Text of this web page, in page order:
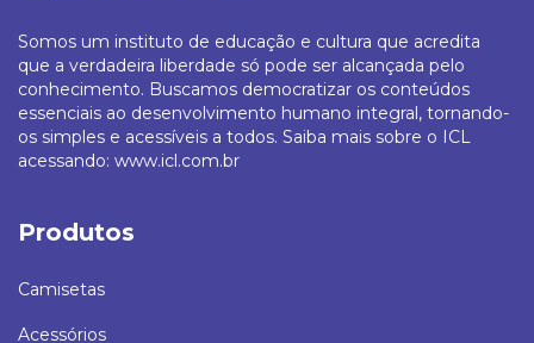
Somos um instituto de educação e cultura que acredita
que a verdadeira liberdade só pode ser alcançada pelo
conhecimento. Buscamos democratizar os conteúdos
essenciais ao desenvolvimento humano integral, tornando-
os simples e acessíveis a todos. Saiba mais sobre o ICL
acessando: www.icl.com.br
Produtos
Camisetas
Acessórios